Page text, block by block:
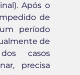
Após o
de
período
de
casos
precisa